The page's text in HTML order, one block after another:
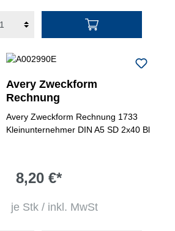
Avery Zweckform
Rechnung
Avery Zweckform Rechnung 1733
Kleinunternehmer DIN A5 SD 2x40 Bl
8,20 €*
je Stk / inkl. MwSt